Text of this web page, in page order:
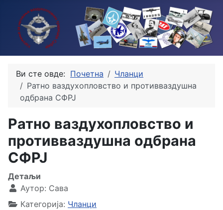
Ви сте овде: Почетна
Чланци
Ратно ваздухопловство и противваздушна
одбрана СФРЈ
Ратно ваздухопловство и
противваздушна одбрана
СФРЈ
Детаљи
Аутор: Сава
Категорија: Чланци